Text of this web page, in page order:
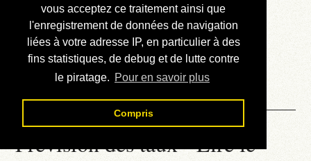
vous acceptez ce traitement ainsi que
l'enregistrement de données de navigation
liées à votre adresse IP, en particulier à des
fins statistiques, de debug et de lutte contre
le piratage. Pour en savoir plus
Compris
Annonces
Liens externes
Téléchargement
Contact
Prévision des taux - Lire le